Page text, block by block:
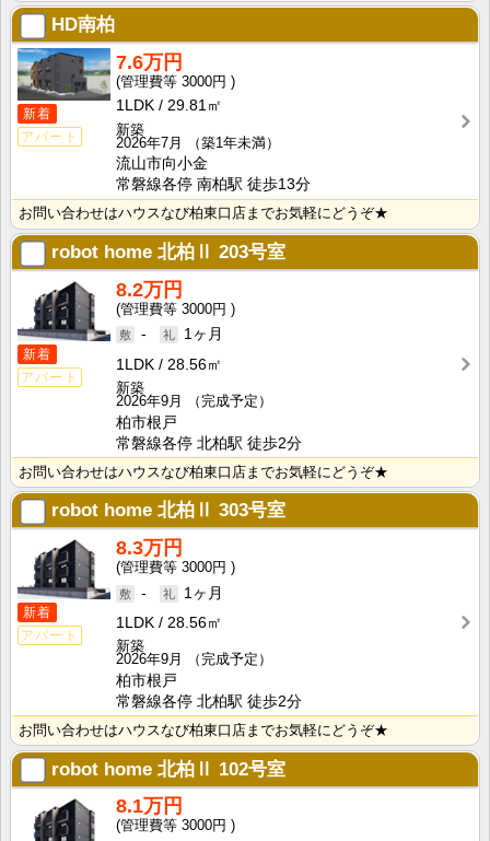
HD南柏
新着
アパート
7.6万円
3000円
1LDK
29.81㎡
新築
2026年7月
（築1年未満）
流山市向小金
常磐線各停 南柏駅 徒歩13分
お問い合わせはハウスなび柏東口店までお気軽にどうぞ★
robot home 北柏Ⅱ 203号室
新着
アパート
8.2万円
3000円
-
1ヶ月
1LDK
28.56㎡
新築
2026年9月
（完成予定）
柏市根戸
常磐線各停 北柏駅 徒歩2分
お問い合わせはハウスなび柏東口店までお気軽にどうぞ★
robot home 北柏Ⅱ 303号室
新着
アパート
8.3万円
3000円
-
1ヶ月
1LDK
28.56㎡
新築
2026年9月
（完成予定）
柏市根戸
常磐線各停 北柏駅 徒歩2分
お問い合わせはハウスなび柏東口店までお気軽にどうぞ★
robot home 北柏Ⅱ 102号室
8.1万円
3000円